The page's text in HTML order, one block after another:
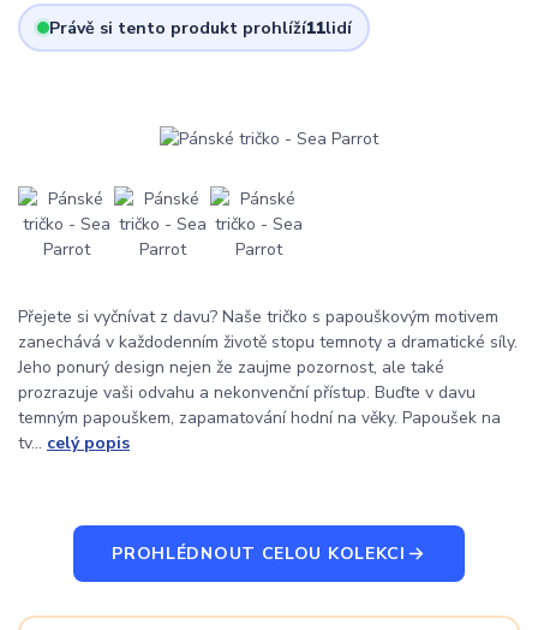
Právě si tento produkt prohlíží11lidí
Přejete si vyčnívat z davu? Naše tričko s papouškovým motivem
zanechává v každodenním životě stopu temnoty a dramatické síly.
Jeho ponurý design nejen že zaujme pozornost, ale také
prozrazuje vaši odvahu a nekonvenční přístup. Buďte v davu
temným papouškem, zapamatování hodní na věky. Papoušek na
tv... celý popis
PROHLÉDNOUT CELOU KOLEKCI